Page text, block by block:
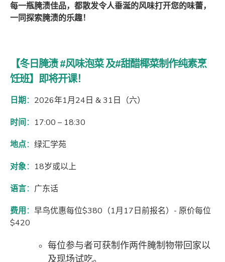
每一瓶腌渍佳品，都散发令人垂涎的风味打开您的味蕾，
一同探索腌渍的乐趣！
【冬日腌渍 #风味泡菜 及#甜醋椰菜制作纯素烹
饪班】即将开课！
日期 ： 2026年1月24日 & 31日（六）
时间 ： 17:00 – 18:30
地点： 绿汇学苑
对象： 18岁或以上
语言： 广东话
费用 ： 早鸟优惠每位$380（1月17日前报名）- 原价每位
$420
每位参与者可获制作两件腌制物带回家以
及现场试吃。